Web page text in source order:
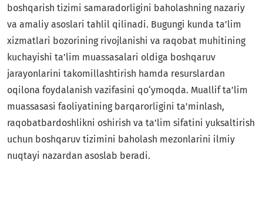
boshqarish tizimi samaradorligini baholashning nazariy
va amaliy asoslari tahlil qilinadi. Bugungi kunda ta’lim
xizmatlari bozorining rivojlanishi va raqobat muhitining
kuchayishi ta’lim muassasalari oldiga boshqaruv
jarayonlarini takomillashtirish hamda resurslardan
oqilona foydalanish vazifasini qo‘ymoqda. Muallif ta’lim
muassasasi faoliyatining barqarorligini ta’minlash,
raqobatbardoshlikni oshirish va ta’lim sifatini yuksaltirish
uchun boshqaruv tizimini baholash mezonlarini ilmiy
nuqtayi nazardan asoslab beradi.